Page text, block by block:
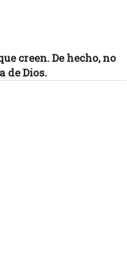
creen. De hecho, no
de Dios.